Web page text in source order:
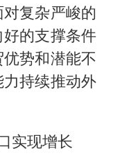
复杂严峻的
的支撑条件
势和潜能不
持续推动外
实现增长